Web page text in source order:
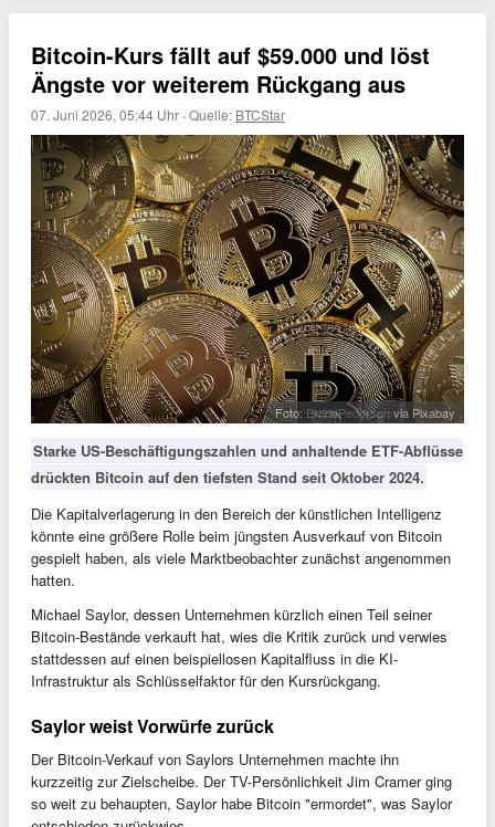
Bitcoin-Kurs fällt auf $59.000 und löst
Ängste vor weiterem Rückgang aus
07. Juni 2026, 05:44 Uhr ·Quelle: BTCStar
Foto: EivindPedersenvia Pixabay
Starke US-Beschäftigungszahlen und anhaltende ETF-Abflüsse
drückten Bitcoin auf den tiefsten Stand seit Oktober 2024.
Die Kapitalverlagerung in den Bereich der künstlichen Intelligenz
könnte eine größere Rolle beim jüngsten Ausverkauf von Bitcoin
gespielt haben, als viele Marktbeobachter zunächst angenommen
hatten.
Michael Saylor, dessen Unternehmen kürzlich einen Teil seiner
Bitcoin-Bestände verkauft hat, wies die Kritik zurück und verwies
stattdessen auf einen beispiellosen Kapitalfluss in die KI-
Infrastruktur als Schlüsselfaktor für den Kursrückgang.
Saylor weist Vorwürfe zurück
Der Bitcoin-Verkauf von Saylors Unternehmen machte ihn
kurzzeitig zur Zielscheibe. Der TV-Persönlichkeit Jim Cramer ging
so weit zu behaupten, Saylor habe Bitcoin "ermordet", was Saylor